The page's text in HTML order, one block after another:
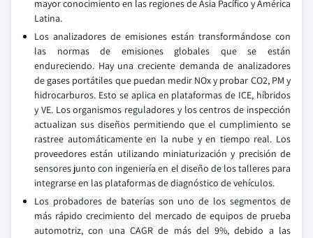
mayor conocimiento en las regiones de Asia Pacífico y América
Latina.
Los analizadores de emisiones están transformándose con
las normas de emisiones globales que se están
endureciendo. Hay una creciente demanda de analizadores
de gases portátiles que puedan medir NOx y probar CO2, PM y
hidrocarburos. Esto se aplica en plataformas de ICE, híbridos
y VE. Los organismos reguladores y los centros de inspección
actualizan sus diseños permitiendo que el cumplimiento se
rastree automáticamente en la nube y en tiempo real. Los
proveedores están utilizando miniaturización y precisión de
sensores junto con ingeniería en el diseño de los talleres para
integrarse en las plataformas de diagnóstico de vehículos.
Los probadores de baterías son uno de los segmentos de
más rápido crecimiento del mercado de equipos de prueba
automotriz, con una CAGR de más del 9%, debido a las